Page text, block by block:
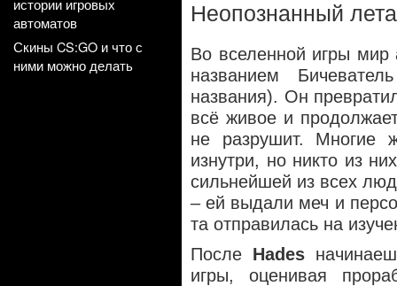
истории игровых
автоматов
Скины CS:GO и что с
ними можно делать
Неопознанный
Во вселенной игры мир
названием
названия). Он
всё живое и
не разрушит. Многие
изнутри, но никто из
сильнейшей из всех
– ей выдали меч и
та отправилась на
После Hades
игры, оценивая